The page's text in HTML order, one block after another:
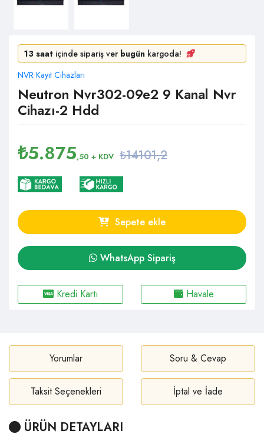
13 saat içinde sipariş ver bugün kargoda!
NVR Kayıt Cihazları
Neutron Nvr302-09e2 9 Kanal Nvr
Cihazı-2 Hdd
₺5.875,50 + KDV ₺14101,2
Sepete ekle
WhatsApp Sipariş
Kredi Kartı Havale
Yorumlar Soru & Cevap
Taksit Seçenekleri İptal ve İade
ÜRÜN DETAYLARI